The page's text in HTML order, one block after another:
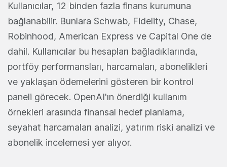
Kullanıcılar, 12 binden fazla finans kurumuna
bağlanabilir. Bunlara Schwab, Fidelity, Chase,
Robinhood, American Express ve Capital One de
dahil. Kullanıcılar bu hesapları bağladıklarında,
portföy performansları, harcamaları, abonelikleri
ve yaklaşan ödemelerini gösteren bir kontrol
paneli görecek. OpenAI'ın önerdiği kullanım
örnekleri arasında finansal hedef planlama,
seyahat harcamaları analizi, yatırım riski analizi ve
abonelik incelemesi yer alıyor.